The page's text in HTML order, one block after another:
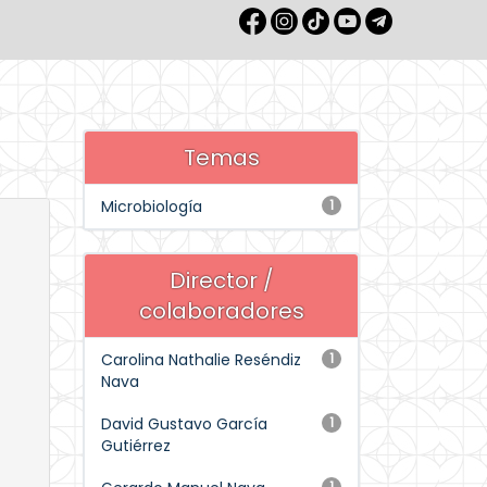
Temas
1
Microbiología
Director /
colaboradores
1
Carolina Nathalie Reséndiz
Nava
1
David Gustavo García
Gutiérrez